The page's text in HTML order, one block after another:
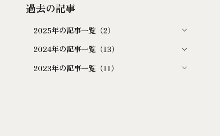
過去の記事
2025年の記事一覧（2）
2024年の記事一覧（13）
2023年の記事一覧（11）